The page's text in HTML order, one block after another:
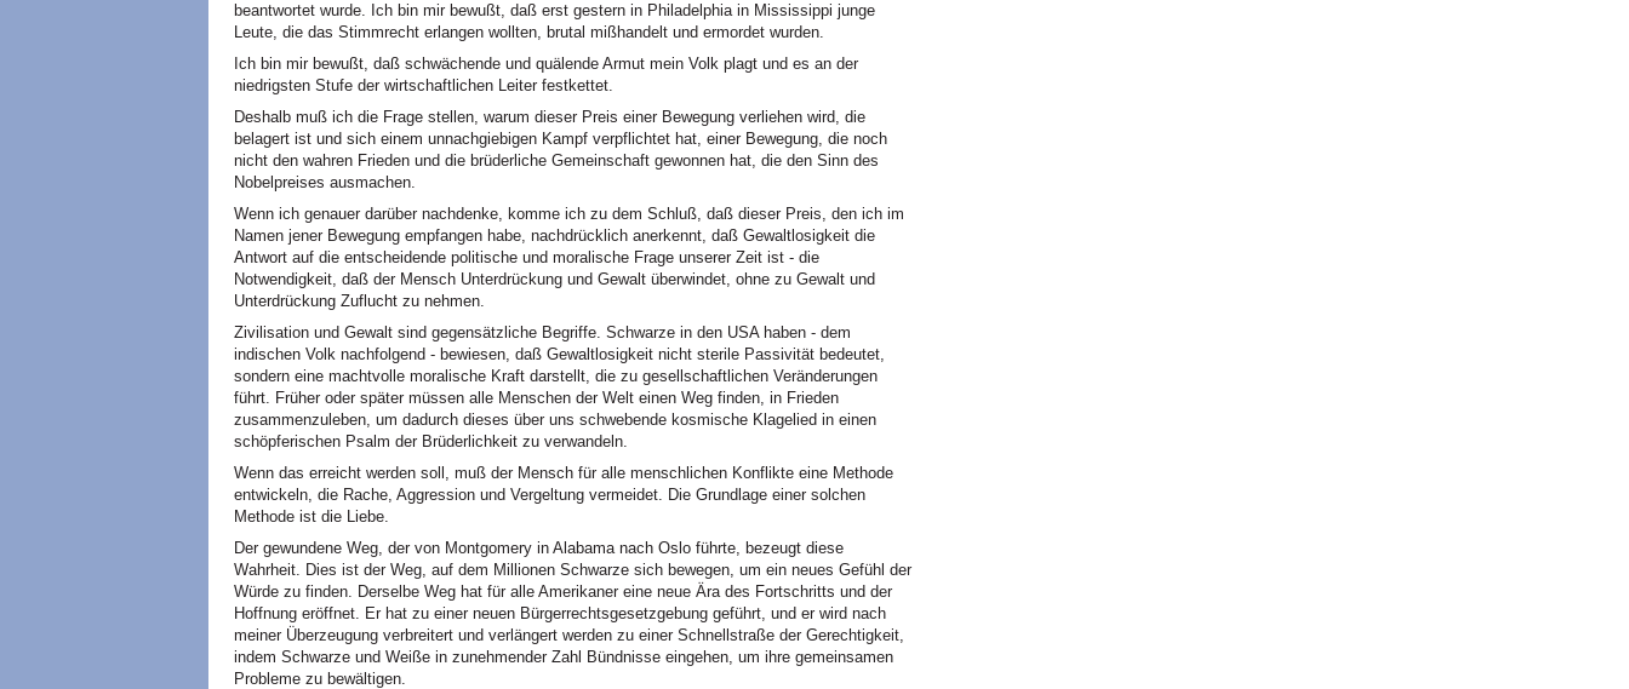
beantwortet wurde. Ich bin mir bewußt, daß erst gestern in Philadelphia in Mississippi junge
Leute, die das Stimmrecht erlangen wollten, brutal mißhandelt und ermordet wurden.
Ich bin mir bewußt, daß schwächende und quälende Armut mein Volk plagt und es an der
niedrigsten Stufe der wirtschaftlichen Leiter festkettet.
Deshalb muß ich die Frage stellen, warum dieser Preis einer Bewegung verliehen wird, die
belagert ist und sich einem unnachgiebigen Kampf verpflichtet hat, einer Bewegung, die noch
nicht den wahren Frieden und die brüderliche Gemeinschaft gewonnen hat, die den Sinn des
Nobelpreises ausmachen.
Wenn ich genauer darüber nachdenke, komme ich zu dem Schluß, daß dieser Preis, den ich im
Namen jener Bewegung empfangen habe, nachdrücklich anerkennt, daß Gewaltlosigkeit die
Antwort auf die entscheidende politische und moralische Frage unserer Zeit ist - die
Notwendigkeit, daß der Mensch Unterdrückung und Gewalt überwindet, ohne zu Gewalt und
Unterdrückung Zuflucht zu nehmen.
Zivilisation und Gewalt sind gegensätzliche Begriffe. Schwarze in den USA haben - dem
indischen Volk nachfolgend - bewiesen, daß Gewaltlosigkeit nicht sterile Passivität bedeutet,
sondern eine machtvolle moralische Kraft darstellt, die zu gesellschaftlichen Veränderungen
führt. Früher oder später müssen alle Menschen der Welt einen Weg finden, in Frieden
zusammenzuleben, um dadurch dieses über uns schwebende kosmische Klagelied in einen
schöpferischen Psalm der Brüderlichkeit zu verwandeln.
Wenn das erreicht werden soll, muß der Mensch für alle menschlichen Konflikte eine Methode
entwickeln, die Rache, Aggression und Vergeltung vermeidet. Die Grundlage einer solchen
Methode ist die Liebe.
Der gewundene Weg, der von Montgomery in Alabama nach Oslo führte, bezeugt diese
Wahrheit. Dies ist der Weg, auf dem Millionen Schwarze sich bewegen, um ein neues Gefühl der
Würde zu finden. Derselbe Weg hat für alle Amerikaner eine neue Ära des Fortschritts und der
Hoffnung eröffnet. Er hat zu einer neuen Bürgerrechtsgesetzgebung geführt, und er wird nach
meiner Überzeugung verbreitert und verlängert werden zu einer Schnellstraße der Gerechtigkeit,
indem Schwarze und Weiße in zunehmender Zahl Bündnisse eingehen, um ihre gemeinsamen
Probleme zu bewältigen.